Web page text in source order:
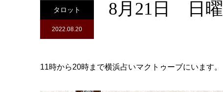
タロット
2022.08.20
8月21日 日
11時から20時まで横浜占いマクトゥーブにいます。